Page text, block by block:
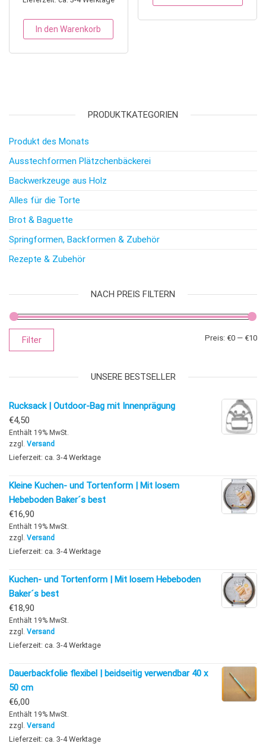
In den Warenkorb
PRODUKTKATEGORIEN
Produkt des Monats
Ausstechformen Plätzchenbäckerei
Backwerkzeuge aus Holz
Alles für die Torte
Brot & Baguette
Springformen, Backformen & Zubehör
Rezepte & Zubehör
NACH PREIS FILTERN
Filter Preis: €0 — €10
UNSERE BESTSELLER
Rucksack | Outdoor-Bag mit Innenprägung
€4,50
Enthält 19% MwSt.
zzgl. Versand
Lieferzeit: ca. 3-4 Werktage
Kleine Kuchen- und Tortenform | Mit losem
Hebeboden Baker´s best
€16,90
Enthält 19% MwSt.
zzgl. Versand
Lieferzeit: ca. 3-4 Werktage
Kuchen- und Tortenform | Mit losem Hebeboden
Baker´s best
€18,90
Enthält 19% MwSt.
zzgl. Versand
Lieferzeit: ca. 3-4 Werktage
Dauerbackfolie flexibel | beidseitig verwendbar 40 x
50 cm
€6,00
Enthält 19% MwSt.
zzgl. Versand
Lieferzeit: ca. 3-4 Werktage